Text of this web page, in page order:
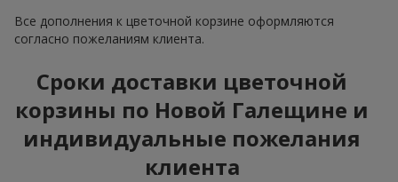
Все дополнения к цветочной корзине оформляются
согласно пожеланиям клиента.
Сроки доставки цветочной
корзины по Новой Галещине и
индивидуальные пожелания
клиента